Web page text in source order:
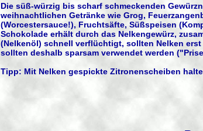
Die süß-würzig bis scharf schmeckenden
weihnachtlichen Getränke wie Grog,
(Worcestersauce!), Fruchtsäfte, Süßspeisen
Schokolade erhält durch das Nelkengewürz,
(Nelkenöl) schnell verflüchtigt, sollten Nelken
sollten deshalb sparsam verwendet werden
Tipp: Mit Nelken gespickte Zitronenscheiben